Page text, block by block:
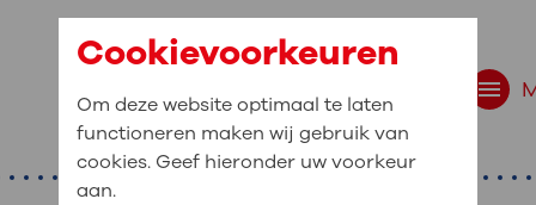
Cookievoorkeuren
Om deze website optimaal te laten
functioneren maken wij gebruik van
cookies. Geef hieronder uw voorkeur
aan.